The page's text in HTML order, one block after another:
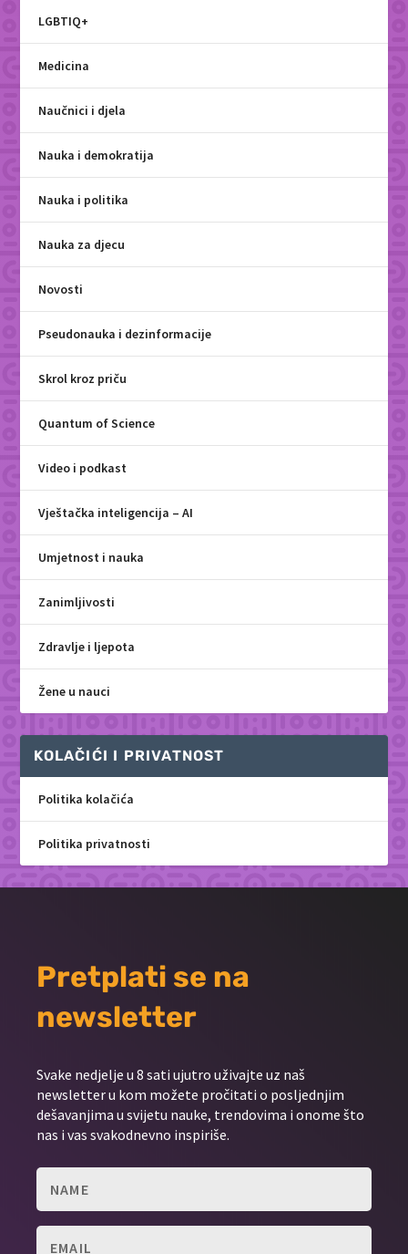
LGBTIQ+
Medicina
Naučnici i djela
Nauka i demokratija
Nauka i politika
Nauka za djecu
Novosti
Pseudonauka i dezinformacije
Skrol kroz priču
Quantum of Science
Video i podkast
Vještačka inteligencija – AI
Umjetnost i nauka
Zanimljivosti
Zdravlje i ljepota
Žene u nauci
KOLAČIĆI I PRIVATNOST
Politika kolačića
Politika privatnosti
Pretplati se na
newsletter
Svake nedjelje u 8 sati ujutro uživajte uz naš
newsletter u kom možete pročitati o posljednjim
dešavanjima u svijetu nauke, trendovima i onome što
nas i vas svakodnevno inspiriše.